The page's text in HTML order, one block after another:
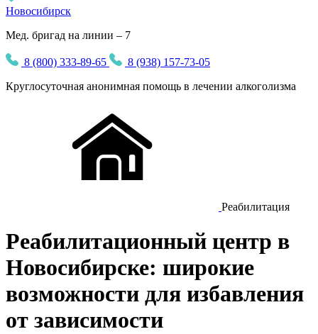
Новосибирск
Мед. бригад на линии – 7
8 (800) 333-89-65
8 (938) 157-73-05
Круглосуточная анонимная помощь в лечении алкоголизма
Реабилитация
Реабилитационный центр в
Новосибирске: широкие
возможности для избавления
от зависимости